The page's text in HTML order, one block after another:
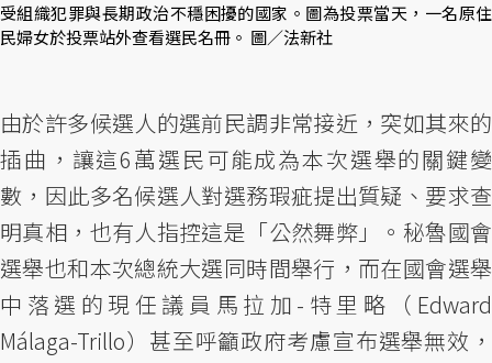
受組織犯罪與長期政治不穩困擾的國家。圖為投票當天，一名原住
民婦女於投票站外查看選民名冊。 圖／法新社
由於許多候選人的選前民調非常接近，突如其來的
插曲，讓這6萬選民可能成為本次選舉的關鍵變
數，因此多名候選人對選務瑕疵提出質疑、要求查
明真相，也有人指控這是「公然舞弊」。秘魯國會
選舉也和本次總統大選同時間舉行，而在國會選舉
中落選的現任議員馬拉加-特里略（Edward
Málaga-Trillo）甚至呼籲政府考慮宣布選舉無效，